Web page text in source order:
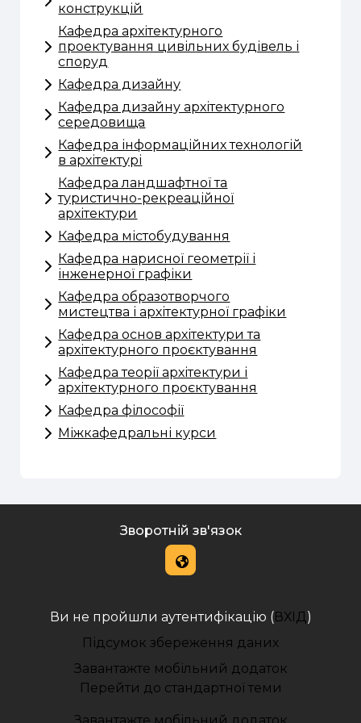
конструкцій
Кафедра архітектурного
проектування цивільних будівель і
споруд
Кафедра дизайну
Кафедра дизайну архітектурного
середовища
Кафедра інформаційних технологій
в архітектурі
Кафедра ландшафтної та
туристично-рекреаційної
архітектури
Кафедра містобудування
Кафедра нарисної геометрії і
інженерної графіки
Кафедра образотворчого
мистецтва і архітектурної графіки
Кафедра основ архітектури та
архітектурного проєктування
Кафедра теорії архітектури і
архітектурного проєктування
Кафедра філософії
Міжкафедральні курси
Зворотній зв'язок
Ви не пройшли аутентифікацію (ВХІД )
Підсумок збереження даних
Завантажте мобільний додаток
Перейти до стандартної теми
Завантажте мобільний додаток